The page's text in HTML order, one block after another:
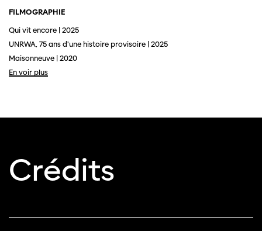
FILMOGRAPHIE
Qui vit encore | 2025
UNRWA, 75 ans d'une histoire provisoire | 2025
Maisonneuve | 2020
En voir plus
Crédits